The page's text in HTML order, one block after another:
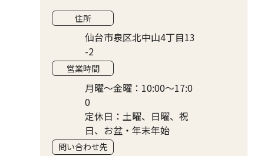
住所
仙台市泉区北中山4丁目13
-2
営業時間
月曜〜金曜：10:00〜17:0
0
定休日：土曜、日曜、祝
日、お盆・年末年始
問い合わせ先